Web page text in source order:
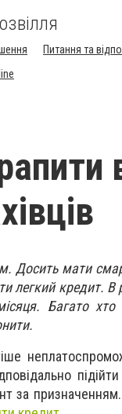
Питання та
Досить мати
легкий кредит. В
Багато
за призначенням.